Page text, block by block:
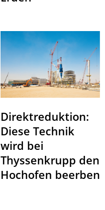
Direktreduktion:
Diese Technik
wird bei
Thyssenkrupp den
Hochofen beerben